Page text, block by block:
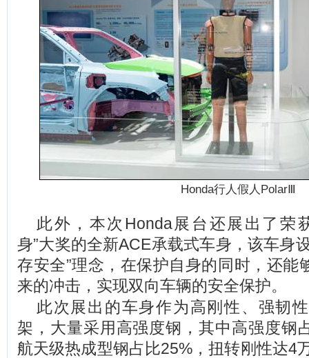
Honda行人假人PolarⅢ
此外，本次Honda展台还展出了荣
身”大奖的全新ACE承载式车身，该车身
存安全”理念，在保护自身的同时，还能
来的冲击，实现双向车辆的安全保护。
此次展出的车身作为高刚性、强韧
架，大量采用高强度钢，其中高强度钢
航天级热成型钢占比25%，扭转刚性达4